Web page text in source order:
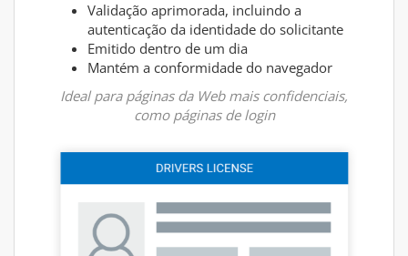
Validação aprimorada, incluindo a
autenticação da identidade do solicitante
Emitido dentro de um dia
Mantém a conformidade do navegador
Ideal para páginas da Web mais confidenciais,
como páginas de login